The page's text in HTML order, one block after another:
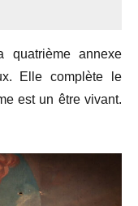
annexe
Elle complète le
est un être vivant.